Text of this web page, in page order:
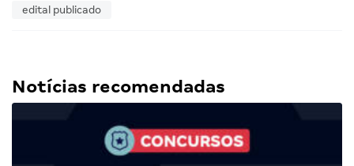
edital publicado
Notícias recomendadas